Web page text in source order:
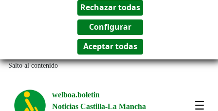
Salto al contenido
welboa.boletin
Noticias Castilla-La Mancha